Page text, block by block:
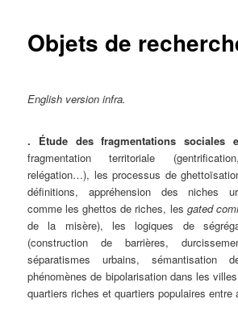
Objets de
English version infra.
. Étude des fragmentations sociales
fragmentation territoriale
relégation…), les processus de
définitions, appréhension des niches
comme les ghettos de riches, les gated
de la misère), les logiques de
(construction de barrières,
séparatismes urbains, sémantisation
phénomènes de bipolarisation dans les
quartiers riches et quartiers populaires entre